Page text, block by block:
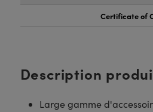
Certificate of
Description
Large gamme